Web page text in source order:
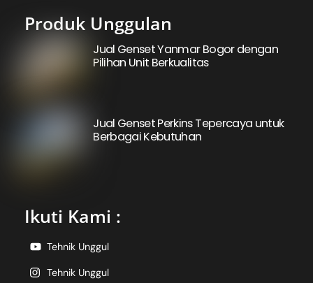
Produk Unggulan
Jual Genset Yanmar Bogor dengan
Pilihan Unit Berkualitas
Jual Genset Perkins Tepercaya untuk
Berbagai Kebutuhan
Ikuti Kami :
Tehnik Unggul
Tehnik Unggul